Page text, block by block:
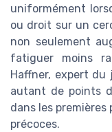
uniformément
ou droit sur un
non seulement
fatiguer moins
Haffner, expert du
autant de points
dans les
précoces.